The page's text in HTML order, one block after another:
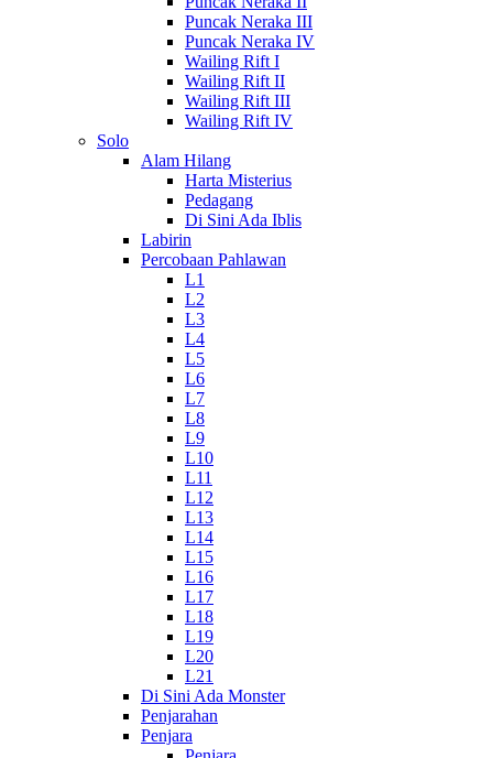
Puncak Neraka III
Puncak Neraka IV
Wailing Rift I
Wailing Rift II
Wailing Rift III
Wailing Rift IV
Solo
Alam Hilang
Harta Misterius
Pedagang
Di Sini Ada Iblis
Labirin
Percobaan Pahlawan
L1
L2
L3
L4
L5
L6
L7
L8
L9
L10
L11
L12
L13
L14
L15
L16
L17
L18
L19
L20
L21
Di Sini Ada Monster
Penjarahan
Penjara